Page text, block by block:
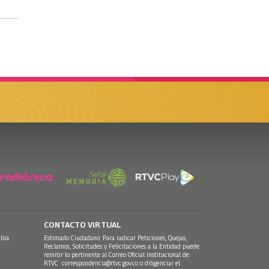
CONTACTO VIRTUAL
Estimado Ciudadano: Para radicar Peticiones, Quejas,
Reclamos, Solicitudes y Felicitaciones a la Entidad puede
remitir lo pertinente al Correo Oficial Institucional de
RTVC correspondencia@rtvc.gov.co o diligenciar el